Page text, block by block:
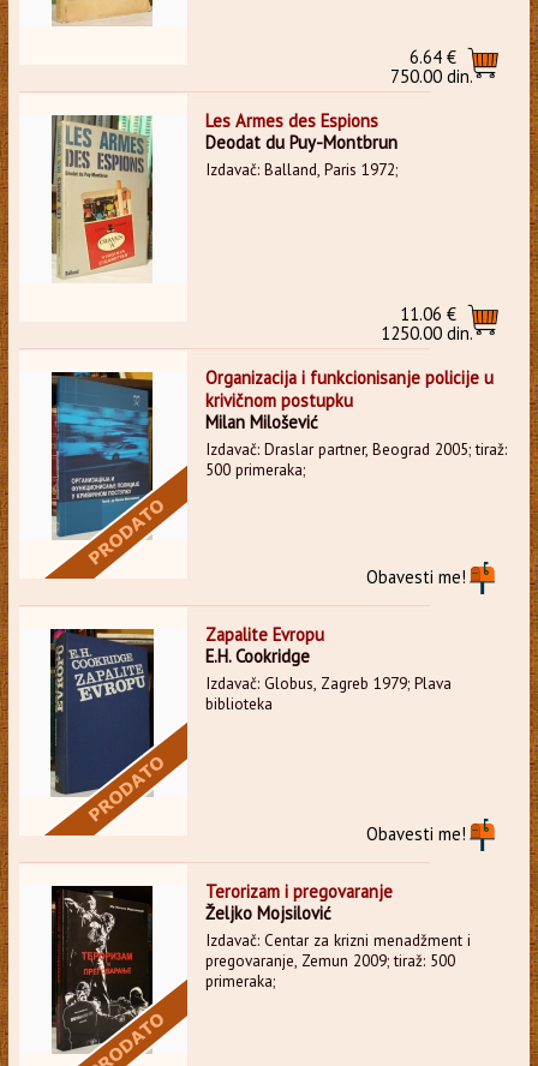
6.64 €
750.00 din.
Les Armes des Espions
Deodat du Puy-Montbrun
Izdavač: Balland, Paris 1972;
11.06 €
1250.00 din.
Organizacija i funkcionisanje policije u
krivičnom postupku
Milan Milošević
Izdavač: Draslar partner, Beograd 2005; tiraž:
500 primeraka;
Obavesti me!
Zapalite Evropu
E.H. Cookridge
Izdavač: Globus, Zagreb 1979; Plava
biblioteka
Obavesti me!
Terorizam i pregovaranje
Željko Mojsilović
Izdavač: Centar za krizni menadžment i
pregovaranje, Zemun 2009; tiraž: 500
primeraka;